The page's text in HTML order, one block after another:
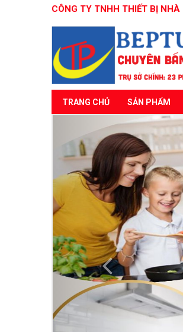
CÔNG TY TNHH THIẾT BỊ NHÀ
TRANG CHỦ SẢN PHẨM
Previous